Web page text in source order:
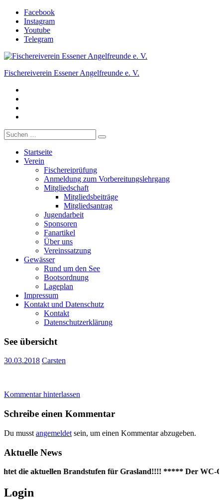
Zum
Inhalt
springen
Facebook
Instagram
Youtube
Telegram
Fischereiverein Essener Angelfreunde e. V.
Der Angelverein in Essen.
Suche
nach:
Startseite
Verein
Fischereiprüfung
Anmeldung zum Vorbereitungslehrgang
Mitgliedschaft
Mitgliedsbeiträge
Mitgliedsantrag
Jugendarbeit
Sponsoren
Fanartikel
Über uns
Vereinssatzung
Gewässer
Rund um den See
Bootsordnung
Lageplan
Impressum
Kontakt und Datenschutz
Kontakt
Datenschutzerklärung
See übersicht
30.03.2018 Carsten
Kommentar hinterlassen
Schreibe einen Kommentar
Du musst angemeldet sein, um einen Kommentar abzugeben.
Aktuelle News
die aktuellen Brandstufen für Grasland!!!! ***** Der WC-
Login